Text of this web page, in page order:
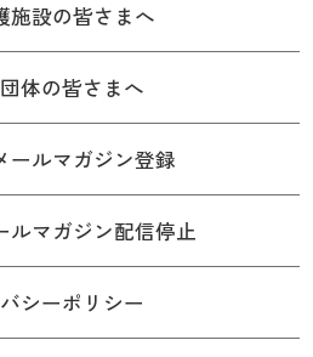
施設の皆さまへ
体の皆さまへ
ールマガジン登録
ルマガジン配信停止
シーポリシー